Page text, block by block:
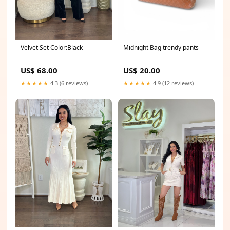
Velvet Set Color:Black
US$ 68.00
★★★★★ 4.3 (6 reviews)
Midnight Bag trendy pants
US$ 20.00
★★★★★ 4.9 (12 reviews)